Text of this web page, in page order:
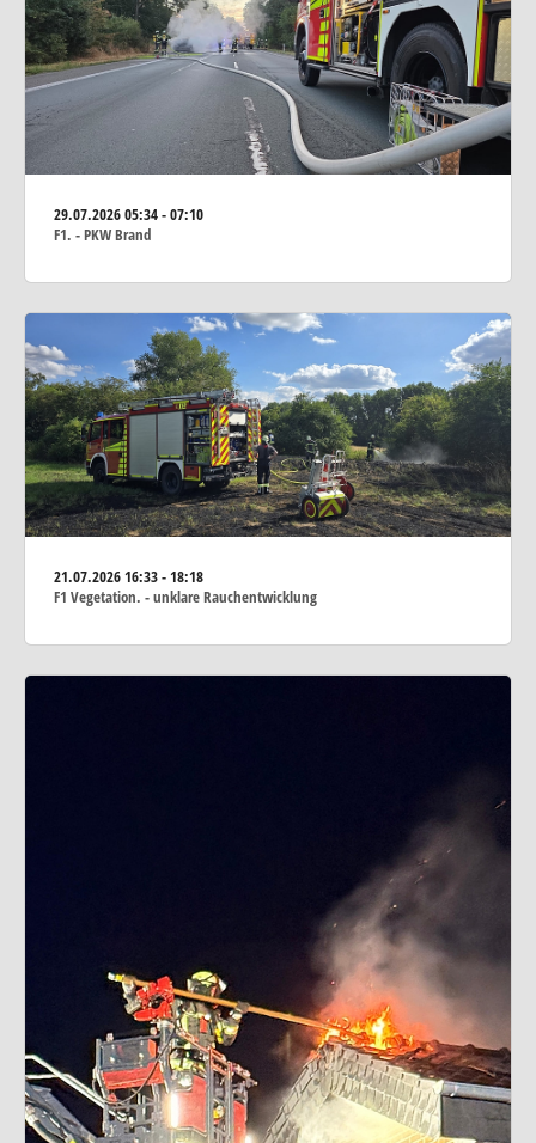
29.07.202605:34 - 07:10
F1. - PKW Brand
21.07.202616:33 - 18:18
F1 Vegetation. - unklare Rauchentwicklung